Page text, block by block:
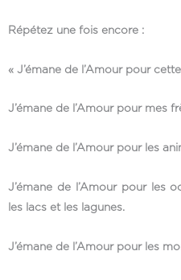
Répétez une fois encore :
« J’émane de l’Amour pour
J’émane de l’Amour pour mes
J’émane de l’Amour pour les
J’émane de l’Amour pour les
les lacs et les lagunes.
J’émane de l’Amour pour les